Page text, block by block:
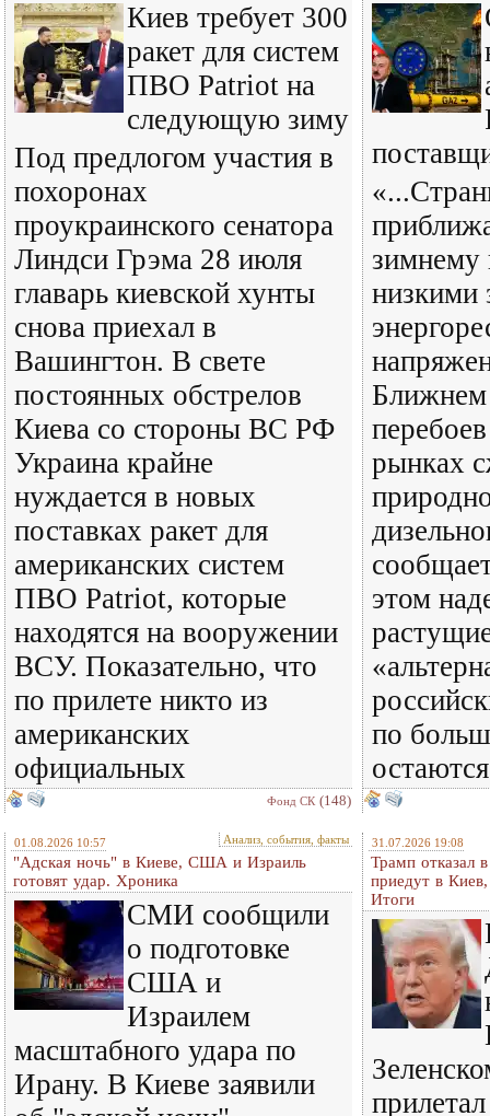
Киев требует 300
ракет для систем
ПВО Patriot на
следующую зиму
Под предлогом участия в
похоронах
проукраинского сенатора
Линдси Грэма 28 июля
главарь киевской хунты
снова приехал в
Вашингтон. В свете
постоянных обстрелов
Киева со стороны ВС РФ
Украина крайне
нуждается в новых
поставках ракет для
американских систем
ПВО Patriot, которые
находятся на вооружении
ВСУ. Показательно, что
по прилете никто из
американских
официальных
Фонд СК (148)
зимнему
низкими
Ближнем
рынках
этом
по
01.08.2026 10:57 Анализ, события, факты
"Адская ночь" в Киеве, США и Израиль
готовят удар. Хроника
СМИ сообщили
о подготовке
США и
Израилем
масштабного удара по
Ирану. В Киеве заявили
31.07.2026 19:08
Трамп отказал
приедут в
Итоги